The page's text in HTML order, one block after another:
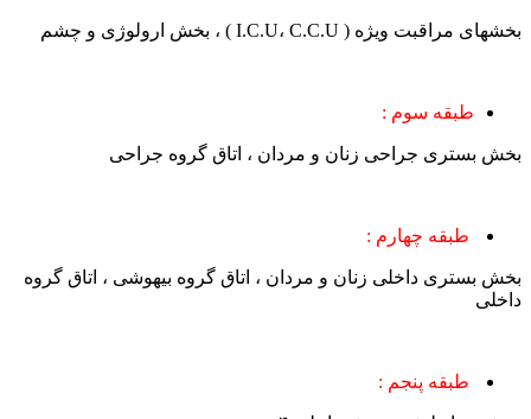
بخشهای مراقبت ویژه ( I.C.U، C.C.U ) ، بخش ارولوژی و چشم
طبقه سوم :
بخش بستری جراحی زنان و مردان ، اتاق گروه جراحی
طبقه چهارم :
بخش بستری داخلی زنان و مردان ، اتاق گروه بیهوشی ، اتاق گروه
داخلی
طبقه پنجم :